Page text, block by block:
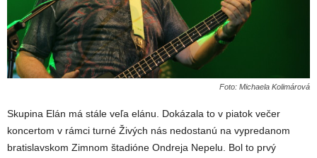
Foto: Michaela Kolimárová
Skupina Elán má stále veľa elánu. Dokázala to v piatok večer
koncertom v rámci turné Živých nás nedostanú na vypredanom
bratislavskom Zimnom štadióne Ondreja Nepelu. Bol to prvý